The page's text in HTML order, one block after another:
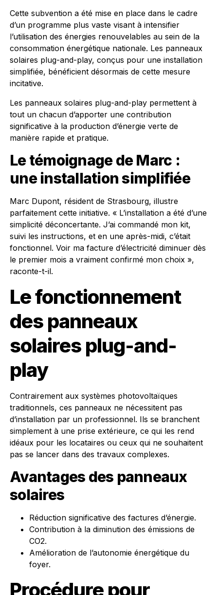
Cette subvention a été mise en place dans le cadre
d’un programme plus vaste visant à intensifier
l’utilisation des énergies renouvelables au sein de la
consommation énergétique nationale. Les panneaux
solaires plug-and-play, conçus pour une installation
simplifiée, bénéficient désormais de cette mesure
incitative.
Les panneaux solaires plug-and-play permettent à
tout un chacun d’apporter une contribution
significative à la production d’énergie verte de
manière rapide et pratique.
Le témoignage de Marc :
une installation simplifiée
Marc Dupont, résident de Strasbourg, illustre
parfaitement cette initiative. « L’installation a été d’une
simplicité déconcertante. J’ai commandé mon kit,
suivi les instructions, et en une après-midi, c’était
fonctionnel. Voir ma facture d’électricité diminuer dès
le premier mois a vraiment confirmé mon choix »,
raconte-t-il.
Le fonctionnement
des panneaux
solaires plug-and-
play
Contrairement aux systèmes photovoltaïques
traditionnels, ces panneaux ne nécessitent pas
d’installation par un professionnel. Ils se branchent
simplement à une prise extérieure, ce qui les rend
idéaux pour les locataires ou ceux qui ne souhaitent
pas se lancer dans des travaux complexes.
Avantages des panneaux
solaires
Réduction significative des factures d’énergie.
Contribution à la diminution des émissions de
CO2.
Amélioration de l’autonomie énergétique du
foyer.
Procédure pour